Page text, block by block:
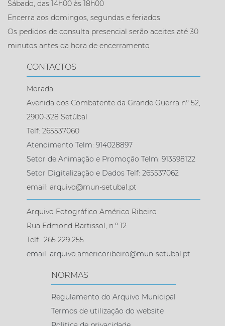
Sábado, das 14h00 às 18h00
Encerra aos domingos, segundas e feriados
Os pedidos de consulta presencial serão aceites até 30
minutos antes da hora de encerramento
CONTACTOS
Morada:
Avenida dos Combatente da Grande Guerra nº 52,
2900-328 Setúbal
Telf: 265537060
Atendimento Telm: 914028897
Setor de Animação e Promoção Telm: 913598122
Setor Digitalização e Dados Telf: 265537062
email: arquivo@mun-setubal.pt
Arquivo Fotográfico Américo Ribeiro
Rua Edmond Bartissol, n.º 12
Telf.: 265 229 255
email: arquivo.americoribeiro@mun-setubal.pt
NORMAS
Regulamento do Arquivo Municipal
Termos de utilização do website